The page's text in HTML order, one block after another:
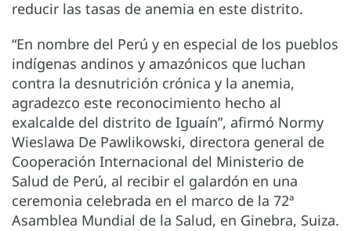
reducir las tasas de anemia en este distrito.
“En nombre del Perú y en especial de los pueblos
indígenas andinos y amazónicos que luchan
contra la desnutrición crónica y la anemia,
agradezco este reconocimiento hecho al
exalcalde del distrito de Iguaín”, afirmó Normy
Wieslawa De Pawlikowski, directora general de
Cooperación Internacional del Ministerio de
Salud de Perú, al recibir el galardón en una
ceremonia celebrada en el marco de la 72ª
Asamblea Mundial de la Salud, en Ginebra, Suiza.